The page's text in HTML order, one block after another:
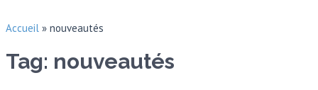
Accueil » nouveautés
Tag: nouveautés